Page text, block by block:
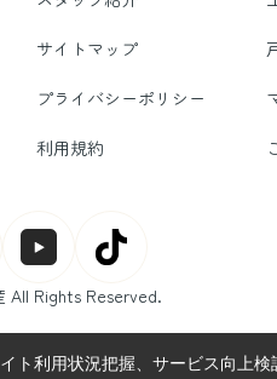
サイトマップ
プライバシーポリシー
利用規約
Rights Reserved.
ト利用状況把握、サービス向上